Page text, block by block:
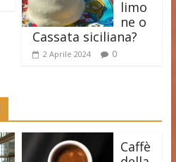
limo
ne o
Cassata siciliana?
2 Aprile 2024 0
Caffè